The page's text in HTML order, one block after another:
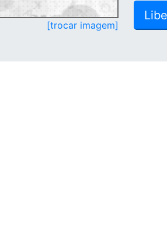
[trocar imagem]